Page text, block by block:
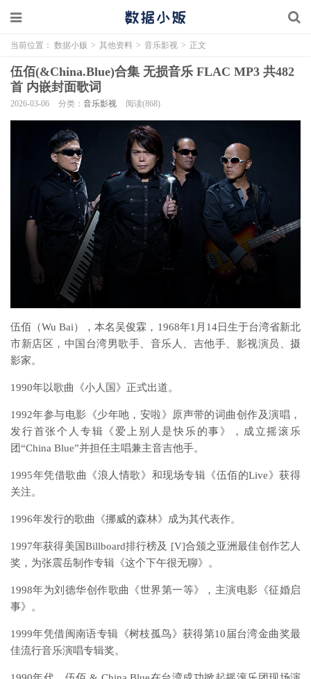
当前位置： 数据小贩 > 其他资料 > 音乐影视 > 正文
伍佰(&China.Blue)合集 无损音乐 FLAC MP3 共482
首 内嵌封面歌词
2026-03-06 分类： 音乐影视 阅读(868)
伍佰（Wu Bai），本名吴俊霖，1968年1月14日生于台湾省新北
市新店区，中国台湾男歌手、音乐人、吉他手、影视演员、摄
影家。
1990年以歌曲《小人国》正式出道。
1992年参与电影《少年吔，安啦》原声带的词曲创作及演唱，
发行首张个人专辑《爱上别人是快乐的事》，成立摇滚乐
团“China Blue”并担任主唱兼主音吉他手。
1995年凭借歌曲《浪人情歌》和现场专辑《伍佰的Live》获得
关注。
1996年发行的歌曲《挪威的森林》成为其代表作。
1997年获得美国Billboard排行榜及 [V]合颁之亚洲最佳创作艺人
奖，为张震岳制作专辑《这个下午很无聊》。
1998年为刘德华创作歌曲《世界第一等》，主演电影《征婚启
事》。
1999年凭借闽南语专辑《树枝孤鸟》获得第10届台湾金曲奖最
佳流行音乐演唱专辑奖。